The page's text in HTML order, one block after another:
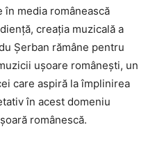
media românească
creaţia muzicală a
Şerban rămâne pentru
uşoare româneşti, un
care aspiră la împlinirea
în acest domeniu
românescă.